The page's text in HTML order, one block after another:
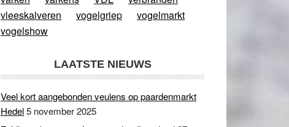
vleeskalveren
vogelgriep
vogelmarkt
vogelshow
LAATSTE NIEUWS
Veel kort aangebonden veulens op paardenmarkt
Hedel5 november 2025